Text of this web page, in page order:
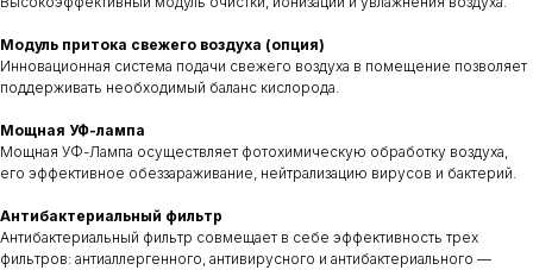
Модуль притока свежего воздуха (опция)
Инновационная система подачи свежего воздуха в помещение позволяет
поддерживать необходимый баланс кислорода.
Мощная УФ-лампа
Мощная УФ-Лампа осуществляет фотохимическую обработку воздуха,
его эффективное обеззараживание, нейтрализацию вирусов и бактерий.
Антибактериальный фильтр
Антибактериальный фильтр совмещает в себе эффективность трех
фильтров: антиаллергенного, антивирусного и антибактериального —